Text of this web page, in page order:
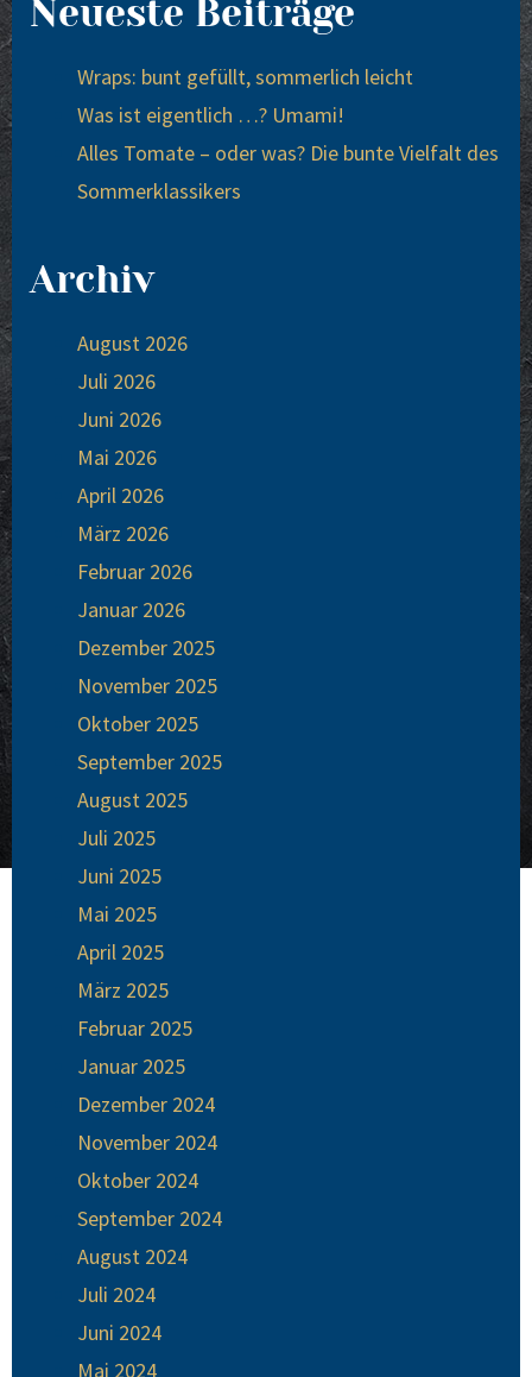
Neueste Beiträge
Wraps: bunt gefüllt, sommerlich leicht
Was ist eigentlich …? Umami!
Alles Tomate – oder was? Die bunte Vielfalt des
Sommerklassikers
Archiv
August 2026
Juli 2026
Juni 2026
Mai 2026
April 2026
März 2026
Februar 2026
Januar 2026
Dezember 2025
November 2025
Oktober 2025
September 2025
August 2025
Juli 2025
Juni 2025
Mai 2025
April 2025
März 2025
Februar 2025
Januar 2025
Dezember 2024
November 2024
Oktober 2024
September 2024
August 2024
Juli 2024
Juni 2024
Mai 2024